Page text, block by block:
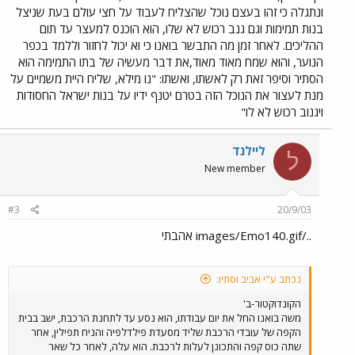
הפתעה. היא פתחה את האי מייל ולעומתה נגלה דמותו של דוגמן בעל
שיער שחור וארוך, עיניים מהפנטות וגופיה הדוקה חושפת שרירים שזופים.
בתחילה התחלחלה מחמת חוסר הסולידיות של הבחור שלא תאמה את
השקפתה, אך לאחר מכן התעשתה, העיניים שלו הילכו עליה קסם רב
ביותר ובלתי מוסבר, היא שלחה לו תמונה סרוקה וישנה משל עצמה עם
אותו שיער ארוך וגולש ועם שמלה ארוכה, הוא ראה את התמונה, שפשף
את ידיו וכתב: "הממ.. עושה רושם שאת בחורה חסודה וצנועה.. האם את
דתיה?" "חרדית" כתבה בתמימות רבה הוא, לאחר חלקות לשון ומילות
עדנה שכנע אותה להעניק לו את מספר הטלפון הנייד שלה, וזאת הייתה
הטעות שלה. מעתה, במשך כל בוקר, היה מפיסטו, הלא הוא דני חן,
מתקשר אליה ומדבר עמה דברי נועם ועדנה ומילות משל שיר השירים
הפרטי שלו,כך קיווה לכשף אותה כפי שכישף את הנערות הקודמות שעמן
נפגש: "בא לי להיפגש עמך" אמר לה בטלפון "הממ.. אתה חמודי אבל זאת
בעיה... אני חרדית ויראו אותנו ביחד..." "אל דאגה,כבר נמצא מקום נחמד
לשבת בו" ארג מפיסטו את קוריו כעכביש "אבל אני עסוקה, אני עובדת"
ניפגש"שאלה "אני מכיר מקום סולידי ונחמד על גלגלים..."
ונתגלה כי זהו בעצם נוכל שהצליח לעבוד על חצי עולם בעת שניצל
בנות תמימות וגם גנב רכוש לא שלו, הוא הוכנס למעצר עד תום
ההליכים. לאחר זמן מה התבשר בואנו כי וא יכול לחזור וללמד בכפר
הנוער, והוא שמח מאוד מאוד,את דבר מעשיה של בתו התמימה הוא
הסתיר וסיפר זאת רק לאשתו, ואשתו: "נו מילא, שליח היית משמיים על
מנת לעצור את הנוכל הזה בטרם יטנף ידיו על בנות ישראל החסודות
ויגנוב רכוש לא לו"
ל ליילנד
New member
20/9/03
#3
../images/Emo140.gif אהבתי
נכתב ע"י אביב וסתיו:
הקונדוקטור-ב'
משה בואנו החל את יום עבודתו, הוא נסע עד לתחנת הרכבת, ישב בבית
הקפה של עובדי הרכבת שליד מסעדת פילדלפיה והניח תפילין, אחר
שתה כוס קפה והתכונן לעלות לרכבת. הוא עלה, לאחר כל שאר